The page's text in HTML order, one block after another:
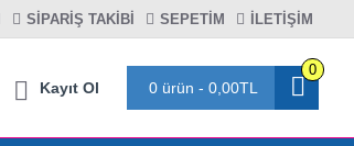
SIPARIŞ TAKIBI SEPETIM İLETİŞİM
Kayıt Ol 0 ürün - 0,00TL
0